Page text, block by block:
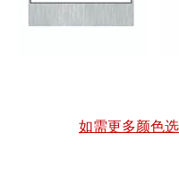
如需更多颜色